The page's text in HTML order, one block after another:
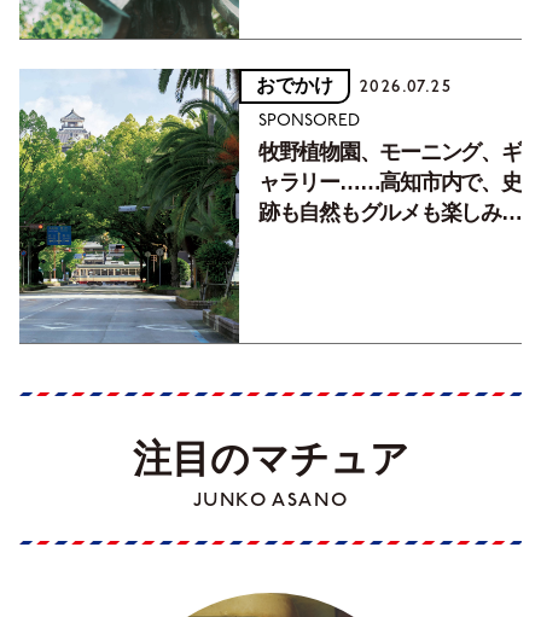
おでかけ 2026.07.25
SPONSORED
牧野植物園、モーニング、ギ
ャラリー……高知市内で、史
跡も自然もグルメも楽しみ尽
注目のマチュア
JUNKO ASANO